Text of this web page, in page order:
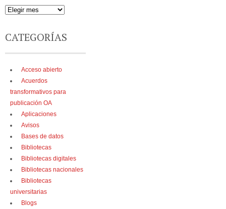
CATEGORÍAS
Acceso abierto
Acuerdos
transformativos para
publicación OA
Aplicaciones
Avisos
Bases de datos
Bibliotecas
Bibliotecas digitales
Bibliotecas nacionales
Bibliotecas
universitarias
Blogs